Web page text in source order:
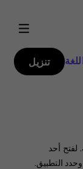
تنزيل
لفتح أحد
التطبيق.